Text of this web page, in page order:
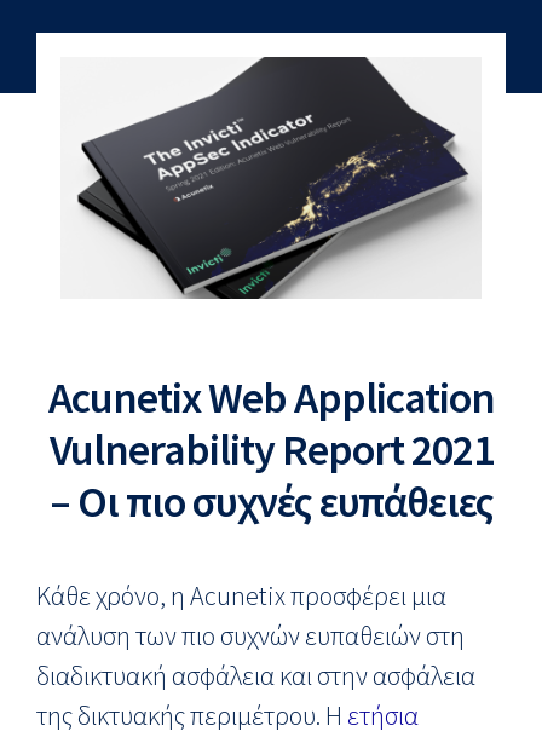
Acunetix Web Application
Vulnerability Report 2021
– Οι πιο συχνές ευπάθειες
Κάθε χρόνο, η Acunetix προσφέρει μια
ανάλυση των πιο συχνών ευπαθειών στη
διαδικτυακή ασφάλεια και στην ασφάλεια
της δικτυακής περιμέτρου. Η ετήσια